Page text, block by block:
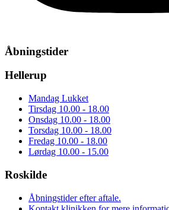
Åbningstider
Hellerup
Mandag Lukket
Tirsdag 10.00 - 18.00
Onsdag 10.00 - 18.00
Torsdag 10.00 - 18.00
Fredag 10.00 - 18.00
Lørdag 10.00 - 15.00
Roskilde
Åbningstider efter aftale.